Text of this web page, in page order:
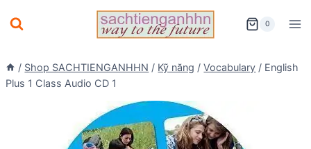
to
0
/ Shop SACHTIENGANHHN / Kỹ năng / Vocabulary / English
Plus 1 Class Audio CD 1